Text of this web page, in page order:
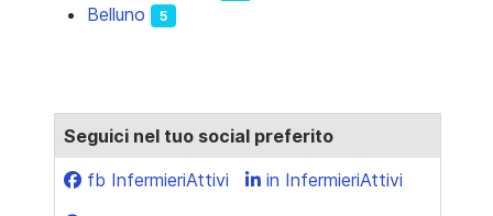
Belluno 5
Seguici nel tuo social preferito
fb InfermieriAttivi
in InfermieriAttivi